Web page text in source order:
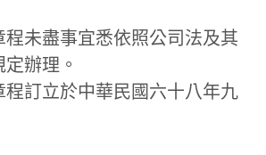
未盡事宜悉依照公司法及其
辦理。
訂立於中華民國六十八年九